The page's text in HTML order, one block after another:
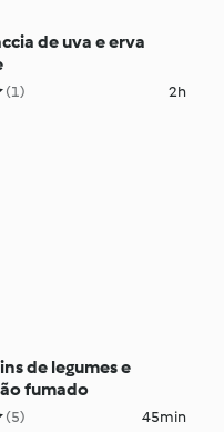
de uva e erva
(1) 2h
de legumes e
fumado
(5) 45min